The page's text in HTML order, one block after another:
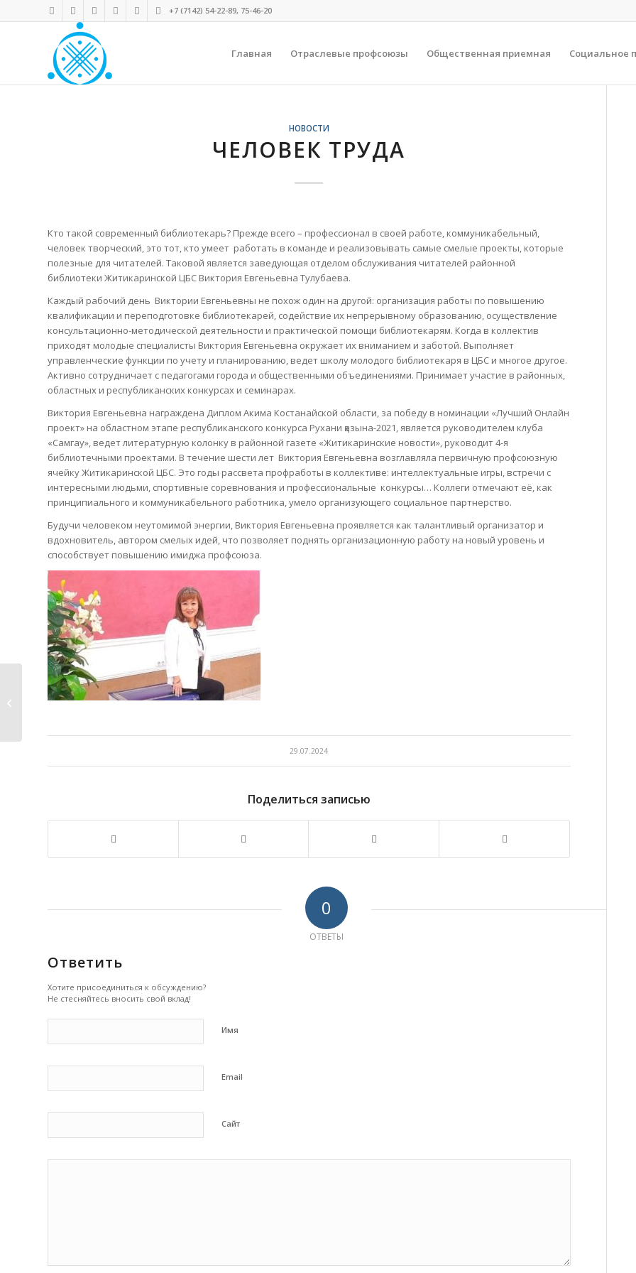
+7 (7142) 54-22-89, 75-46-20
Главная Отраслевые профсоюзы Общественная приемная Социальное
НОВОСТИ
ЧЕЛОВЕК ТРУДА
Кто такой современный библиотекарь? Прежде всего – профессионал в своей работе, коммуникабельный,
человек творческий, это тот, кто умеет работать в команде и реализовывать самые смелые проекты, которые
полезные для читателей. Таковой является заведующая отделом обслуживания читателей районной
библиотеки Житикаринской ЦБС Виктория Евгеньевна Тулубаева.
Каждый рабочий день Виктории Евгеньевны не похож один на другой: организация работы по повышению
квалификации и переподготовке библиотекарей, содействие их непрерывному образованию, осуществление
консультационно-методической деятельности и практической помощи библиотекарям. Когда в коллектив
приходят молодые специалисты Виктория Евгеньевна окружает их вниманием и заботой. Выполняет
управленческие функции по учету и планированию, ведет школу молодого библиотекаря в ЦБС и многое другое.
Активно сотрудничает с педагогами города и общественными объединениями. Принимает участие в районных,
областных и республиканских конкурсах и семинарах.
Виктория Евгеньевна награждена Диплом Акима Костанайской области, за победу в номинации «Лучший Онлайн
проект» на областном этапе республиканского конкурса Рухани қазына-2021, является руководителем клуба
«Самгау», ведет литературную колонку в районной газете «Житикаринские новости», руководит 4-я
библиотечными проектами. В течение шести лет Виктория Евгеньевна возглавляла первичную профсоюзную
ячейку Житикаринской ЦБС. Это годы рассвета профработы в коллективе: интеллектуальные игры, встречи с
интересными людьми, спортивные соревнования и профессиональные конкурсы… Коллеги отмечают её, как
принципиального и коммуникабельного работника, умело организующего социальное партнерство.
Будучи человеком неутомимой энергии, Виктория Евгеньевна проявляется как талантливый организатор и
вдохновитель, автором смелых идей, что позволяет поднять организационную работу на новый уровень и
способствует повышению имиджа профсоюза.
29.07.2024
Поделиться записью
0
ОТВЕТЫ
Ответить
Хотите присоединиться к обсуждению?
Не стесняйтесь вносить свой вклад!
Имя
Email
Сайт
ОБУЧЕНИЕ ЧЛЕНОВ